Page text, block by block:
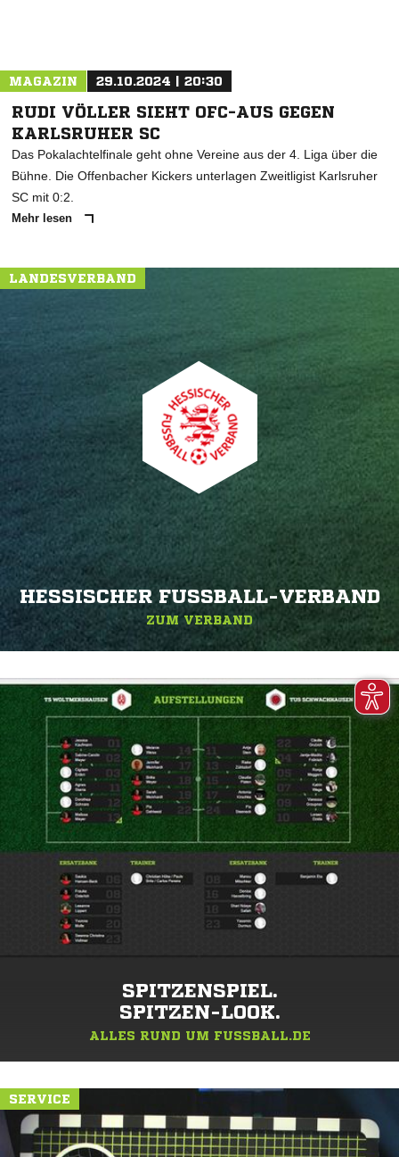
MAGAZIN 29.10.2024 | 20:30
RUDI VÖLLER SIEHT OFC-AUS GEGEN
KARLSRUHER SC
Das Pokalachtelfinale geht ohne Vereine aus der 4. Liga über die
Bühne. Die Offenbacher Kickers unterlagen Zweitligist Karlsruher
SC mit 0:2.
Mehr lesen
LANDESVERBAND
HESSISCHER FUSSBALL-VERBAND
ZUM VERBAND
SPITZENSPIEL.
SPITZEN-LOOK.
ALLES RUND UM FUSSBALL.DE
SERVICE